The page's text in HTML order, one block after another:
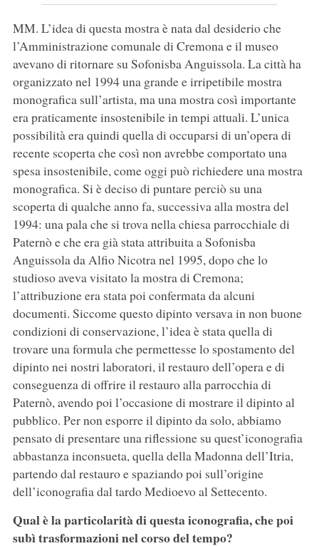
MM. L’idea di questa mostra è nata dal desiderio che
l’Amministrazione comunale di Cremona e il museo
avevano di ritornare su Sofonisba Anguissola. La città ha
organizzato nel 1994 una grande e irripetibile mostra
monografica sull’artista, ma una mostra così importante
era praticamente insostenibile in tempi attuali. L’unica
possibilità era quindi quella di occuparsi di un’opera di
recente scoperta che così non avrebbe comportato una
spesa insostenibile, come oggi può richiedere una mostra
monografica. Si è deciso di puntare perciò su una
scoperta di qualche anno fa, successiva alla mostra del
1994: una pala che si trova nella chiesa parrocchiale di
Paternò e che era già stata attribuita a Sofonisba
Anguissola da Alfio Nicotra nel 1995, dopo che lo
studioso aveva visitato la mostra di Cremona;
l’attribuzione era stata poi confermata da alcuni
documenti. Siccome questo dipinto versava in non buone
condizioni di conservazione, l’idea è stata quella di
trovare una formula che permettesse lo spostamento del
dipinto nei nostri laboratori, il restauro dell’opera e di
conseguenza di offrire il restauro alla parrocchia di
Paternò, avendo poi l’occasione di mostrare il dipinto al
pubblico. Per non esporre il dipinto da solo, abbiamo
pensato di presentare una riflessione su quest’iconografia
abbastanza inconsueta, quella della Madonna dell’Itria,
partendo dal restauro e spaziando poi sull’origine
dell’iconografia dal tardo Medioevo al Settecento.
Qual è la particolarità di questa iconografia, che poi
subì trasformazioni nel corso del tempo?